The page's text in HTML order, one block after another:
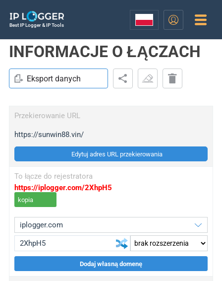
Best IP Logger & IP Tools
INFORMACJE O ŁĄCZACH
Eksport danych
Przekierowanie URL
https://sunwin88.vin/
Edytuj adres URL przekierowania
To łącze do rejestratora
https://iplogger.com/2XhpH5
kopia
Dodaj własną domenę